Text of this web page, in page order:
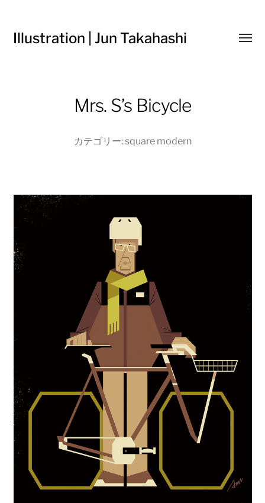
Illustration | Jun Takahashi
Mrs. S’s Bicycle
カテゴリー:square modern